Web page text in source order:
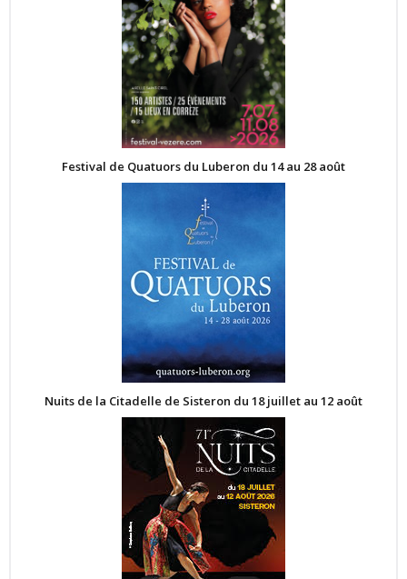
Festival de Quatuors du Luberon du 14 au 28 août
Nuits de la Citadelle de Sisteron du 18 juillet au 12 août